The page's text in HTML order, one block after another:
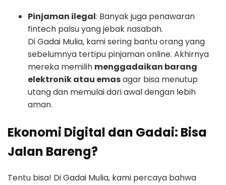
Pinjaman ilegal: Banyak juga penawaran
fintech palsu yang jebak nasabah.
Di Gadai Mulia, kami sering bantu orang yang
sebelumnya tertipu pinjaman online. Akhirnya
mereka memilih menggadaikan barang
elektronik atau emasagar bisa menutup
utang dan memulai dari awal dengan lebih
aman.
Ekonomi Digital dan Gadai: Bisa
Jalan Bareng?
Tentu bisa! Di Gadai Mulia, kami percaya bahwa